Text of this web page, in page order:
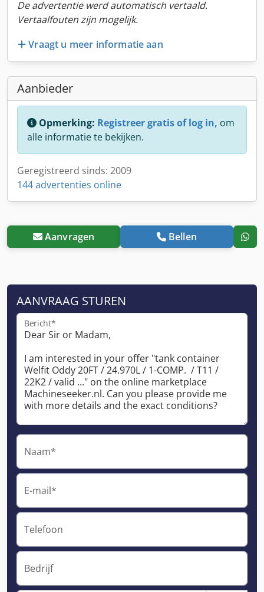
De advertentie werd automatisch vertaald.
Vertaalfouten zijn mogelijk.
Vraagt u meer informatie aan
Aanbieder
Opmerking: Registreer gratis of log in, om
alle informatie te bekijken.
Geregistreerd sinds: 2009
144 advertenties online
Aanvragen Bellen
AANVRAAG STUREN
Bericht*
Naam*
E-mail*
Telefoon
Bedrijf